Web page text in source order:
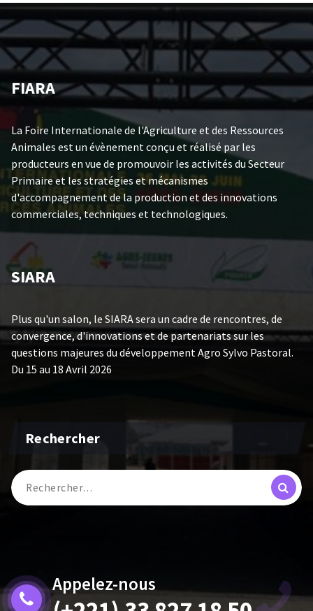
FIARA
La Foire Internationale de l'Agriculture et des Ressources
Animales est un évènement conçu et réalisé par les
producteurs en vue de promouvoir les activités du Secteur
Primaire et les stratégies et mécanismes
d'accompagnement de la production et des innovations
commerciales, techniques et technologiques.
SIARA
Plus qu'un salon, le SIARA sera un cadre de rencontres, de
convergence, d'innovations et de partenariats sur les
questions majeures du développement Agro Sylvo Pastoral.
Du 15 au 18 Avril 2026
Rechercher
Recherche
pour :
Appelez-nous